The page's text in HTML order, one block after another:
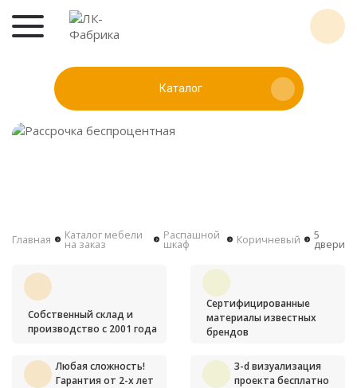
Каталог
Главная Каталог мебели
на заказ
Распашной
шкаф Коричневый 5
двери
Собственный склад и
производство с 2001 года
Сертифицированные
материалы известных
брендов
Любая сложность!
Гарантия от 2-х лет
3-d визуализация
проекта бесплатно